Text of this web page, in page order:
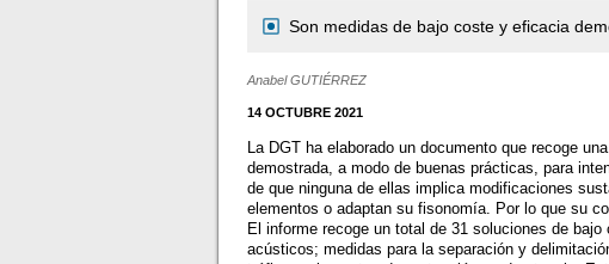
Son medidas de bajo coste y eficacia
Anabel GUTIÉRREZ
14 OCTUBRE 2021
La DGT ha elaborado un documento que recoge
demostrada, a modo de buenas prácticas, para
de que ninguna de ellas implica modificaciones
elementos o adaptan su fisonomía. Por lo que su
El informe recoge un total de 31 soluciones de
acústicos; medidas para la separación y